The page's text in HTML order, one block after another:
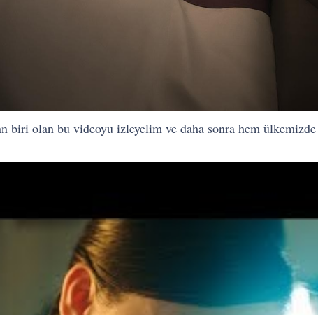
biri olan bu videoyu izleyelim ve daha sonra hem ülkemizde